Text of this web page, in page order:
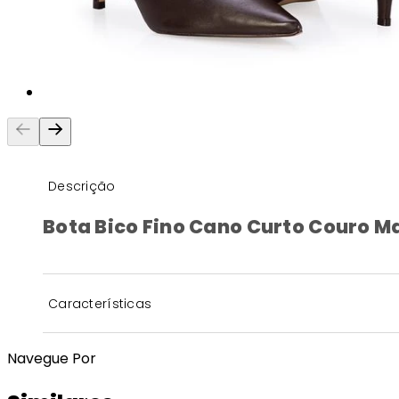
Descrição
Bota Bico Fino Cano Curto Couro
Características
Navegue Por